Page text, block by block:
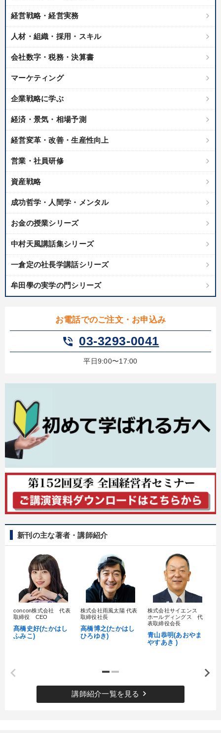
経営戦略・経営実務
人材・組織・採用・スキル
会社数字・税務・決算書
マーケティング
企業戦略に学ぶ
経済・景気・相場予測
経営変革・改善・生産性向上
営業・社員研修
資産戦略
成功哲学・人間学・メンタル
お金の授業シリーズ
中村天風講話集シリーズ
一倉定の社長学講話シリーズ
牟田學の実学の門シリーズ
お電話でのご注文・お申込み
phone_in_talk 03-3293-0041
平日9:00〜17:00
新刊の主な著者・講師紹介
concon株式会社 代表
取締役 CEO
髙橋史好(たかはし
ふみこ)
株式会社雨風太陽 代表
取締役社長
高橋博之(たかはし
ひろゆき)
株式会社サイエンス
ホールディングス 代
表取締役会長
青山恭明(あおやま
やすあき )
講師紹介一覧を見る keyboard_arrow_right